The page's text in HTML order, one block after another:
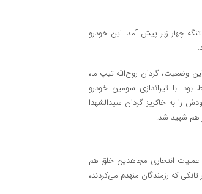
چهار زبر پیش آمد. این خودرو
وضعیت، گردان روح‌الله تیپ ما،
با تیراندازی سومین خودرو
را به خاکریز گردان سیدالشهدا
هم شهید شد.
منهدم شد و به‌این‌ترتیب، عملیات انتحاری مجاهدین خلق هم
که رزمندگان منهدم می‌کردند،